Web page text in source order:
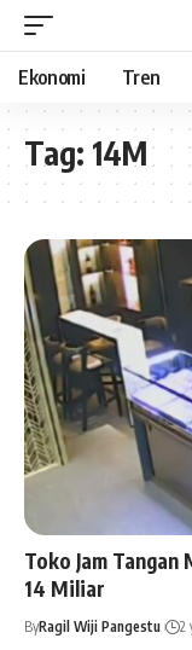
Ekonomi Tren
Tag: 14M
Toko Jam Tangan
14 Miliar
ByRagil Wiji Pangestu 2